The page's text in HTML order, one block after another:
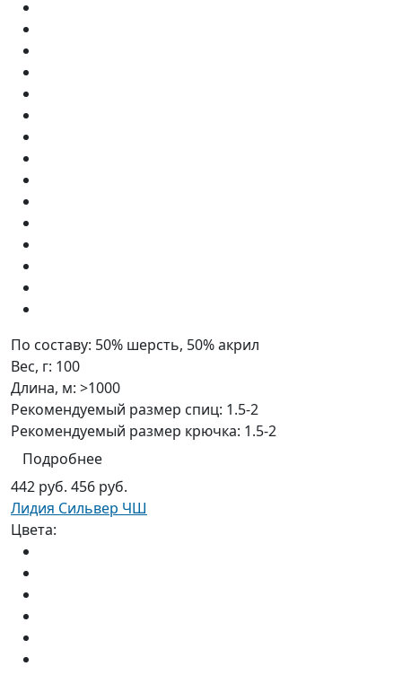
По составу: 50% шерсть, 50% акрил
Вес, г: 100
Длина, м: >1000
Рекомендуемый размер спиц: 1.5-2
Рекомендуемый размер крючка: 1.5-2
Подробнее
442 руб. 456 руб.
Лидия Сильвер ЧШ
Цвета: